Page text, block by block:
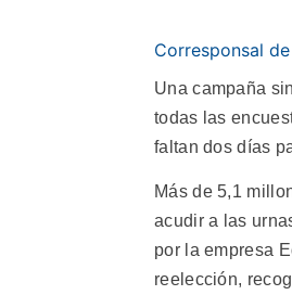
Corresponsal de
Una campaña
todas las
faltan dos días
Más de 5,1
acudir a las
por la empresa
reelección,